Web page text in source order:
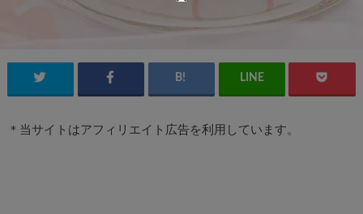
＊当サイトはアフィリエイト広告を利用しています。